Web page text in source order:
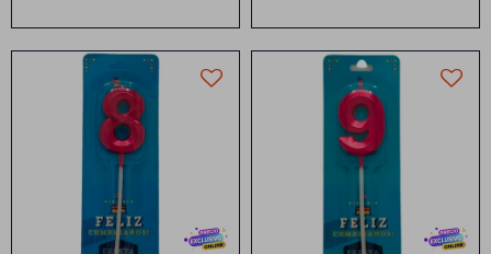
Vela de Cumpleaños 3d
chica color rojo (5CM)
Vela de Cumpleaños 3d
chica color rojo (5CM)